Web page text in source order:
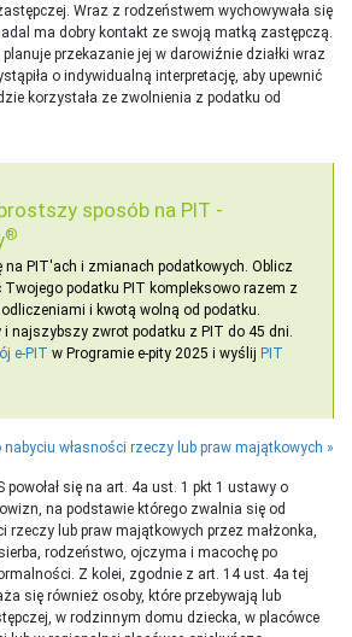
Wraz z rodzeństwem wychowywała się
ma dobry kontakt ze swoją matką zastępczą.
przekazanie jej w darowiźnie działki wraz
o indywidualną interpretację, aby upewnić
korzystała ze zwolnienia z podatku od
sposób na PIT -
®
na PIT'ach i zmianach podatkowych. Oblicz
podatku PIT kompleksowo razem z
i kwotą wolną od podatku.
najszybszy zwrot podatku z PIT do 45 dni.
e-PIT w Programie e-pity 2025 i wyślij PIT
nabyciu własności rzeczy lub praw majątkowych
powołał się na art. 4a ust. 1 pkt 1 ustawy o
na podstawie którego zwalnia się od
rzeczy lub praw majątkowych przez małżonka,
rodzeństwo, ojczyma i macochę po
Z kolei, zgodnie z art. 14 ust. 4a tej
się również osoby, które przebywają lub
w rodzinnym domu dziecka, w placówce